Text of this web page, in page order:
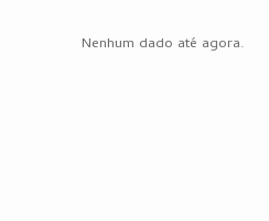
Nenhum dado até agora.